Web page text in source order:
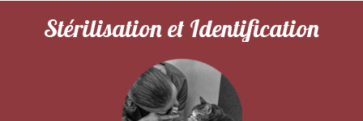
Stérilisation et Identification